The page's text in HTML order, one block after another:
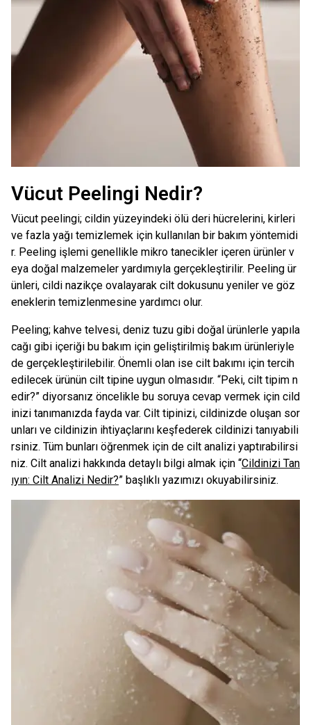
Vücut Peelingi Nedir?
Vücut peelingi; cildin yüzeyindeki ölü deri hücrelerini, kirleri
ve fazla yağı temizlemek için kullanılan bir bakım yöntemidi
r. Peeling işlemi genellikle mikro tanecikler içeren ürünler v
eya doğal malzemeler yardımıyla gerçekleştirilir. Peeling ür
ünleri, cildi nazikçe ovalayarak cilt dokusunu yeniler ve göz
eneklerin temizlenmesine yardımcı olur.
Peeling; kahve telvesi, deniz tuzu gibi doğal ürünlerle yapıla
cağı gibi içeriği bu bakım için geliştirilmiş bakım ürünleriyle
de gerçekleştirilebilir. Önemli olan ise cilt bakımı için tercih
edilecek ürünün cilt tipine uygun olmasıdır. “Peki, cilt tipim n
edir?” diyorsanız öncelikle bu soruya cevap vermek için cild
inizi tanımanızda fayda var. Cilt tipinizi, cildinizde oluşan sor
unları ve cildinizin ihtiyaçlarını keşfederek cildinizi tanıyabili
rsiniz. Tüm bunları öğrenmek için de cilt analizi yaptırabilirsi
niz. Cilt analizi hakkında detaylı bilgi almak için “Cildinizi Tan
ıyın: Cilt Analizi Nedir?” başlıklı yazımızı okuyabilirsiniz.